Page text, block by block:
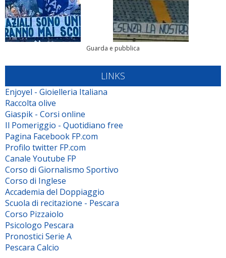
Guarda e pubblica
LINKS
Enjoyel - Gioielleria Italiana
Raccolta olive
Giaspik - Corsi online
Il Pomeriggio - Quotidiano free
Pagina Facebook FP.com
Profilo twitter FP.com
Canale Youtube FP
Corso di Giornalismo Sportivo
Corso di Inglese
Accademia del Doppiaggio
Scuola di recitazione - Pescara
Corso Pizzaiolo
Psicologo Pescara
Pronostici Serie A
Pescara Calcio